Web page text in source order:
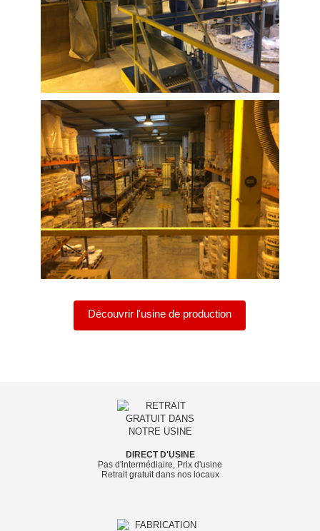
Découvrir l'usine de production
DIRECT D'USINE
Pas d'intermédiaire, Prix d'usine
Retrait gratuit dans nos locaux